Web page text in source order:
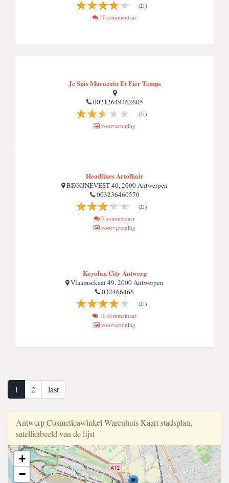
(21)
10 commentaar
Je Suis Marocain Et Fier Temps
00212649462605
(21)
voorvertoning
Headlines Artofhair
BEGIJNEVEST 40, 2000 Antwerpen
003236460570
(21)
3 commentaar
voorvertoning
Kryolan City Antwerp
Vlaamsekaai 49, 2000 Antwerpen
032466466
(21)
10 commentaar
voorvertoning
1 2 last
Antwerp Cosmeti̇cawi̇nkel Warenhuis Kaart stadsplan,
satellietbeeld van de lijst
+
−